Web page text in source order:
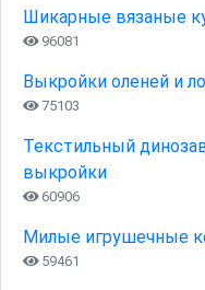
Шикарные вязаные
96081
Выкройки оленей и
75103
Текстильный
выкройки
60906
Милые игрушечные
59461